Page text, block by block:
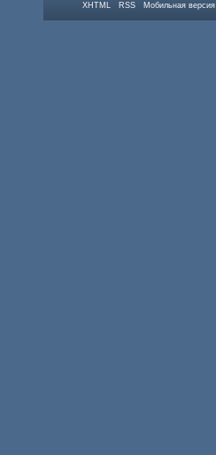
XHTML
RSS Мобильная версия